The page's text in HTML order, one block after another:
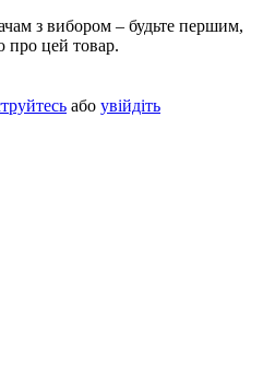
з вибором – будьте першим,
про цей товар.
або увійдіть